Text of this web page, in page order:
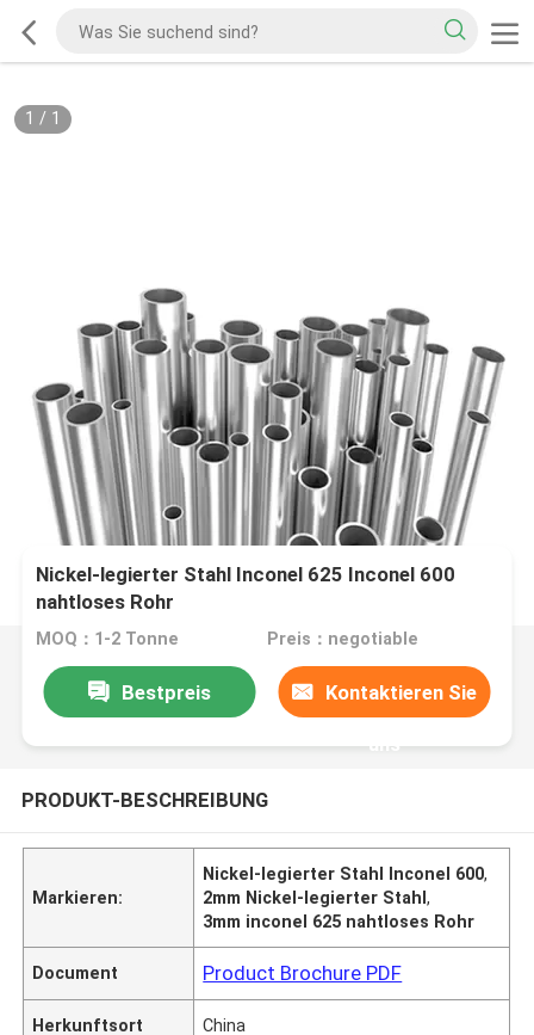
1 / 1
Nickel-legierter Stahl Inconel 625 Inconel 600
nahtloses Rohr
MOQ：1-2 Tonne Preis：negotiable
Bestpreis Kontaktieren Sie
uns
PRODUKT-BESCHREIBUNG
Markieren:
Nickel-legierter Stahl Inconel 600,
2mm Nickel-legierter Stahl,
3mm inconel 625 nahtloses Rohr
Document Product Brochure PDF
Herkunftsort China